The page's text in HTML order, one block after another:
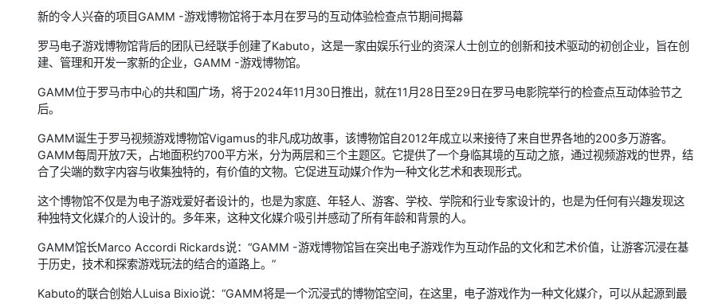
新的令人兴奋的项目GAMM -游戏博物馆将于本月在罗马的互动体验检查点节期间揭幕
罗马电子游戏博物馆背后的团队已经联手创建了Kabuto，这是一家由娱乐行业的资深人士创立的创新和技术驱动的初创企业，旨在创
建、管理和开发一家新的企业，GAMM -游戏博物馆。
GAMM位于罗马市中心的共和国广场，将于2024年11月30日推出，就在11月28日至29日在罗马电影院举行的检查点互动体验节之
后。
GAMM诞生于罗马视频游戏博物馆Vigamus的非凡成功故事，该博物馆自2012年成立以来接待了来自世界各地的200多万游客。
GAMM每周开放7天，占地面积约700平方米，分为两层和三个主题区。它提供了一个身临其境的互动之旅，通过视频游戏的世界，结
合了尖端的数字内容与收集独特的，有价值的文物。它促进互动媒介作为一种文化艺术和表现形式。
这个博物馆不仅是为电子游戏爱好者设计的，也是为家庭、年轻人、游客、学校、学院和行业专家设计的，也是为任何有兴趣发现这
种独特文化媒介的人设计的。多年来，这种文化媒介吸引并感动了所有年龄和背景的人。
GAMM馆长Marco Accordi Rickards说：“GAMM -游戏博物馆旨在突出电子游戏作为互动作品的文化和艺术价值，让游客沉浸在基
于历史，技术和探索游戏玩法的结合的道路上。”
Kabuto的联合创始人Luisa Bixio说：“GAMM将是一个沉浸式的博物馆空间，在这里，电子游戏作为一种文化媒介，可以从起源到最